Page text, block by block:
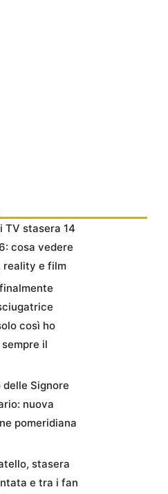
TV stasera 14
cosa vedere
e film
così ho
il
delle Signore
nuova
pomeridiana
stasera
e tra i fan